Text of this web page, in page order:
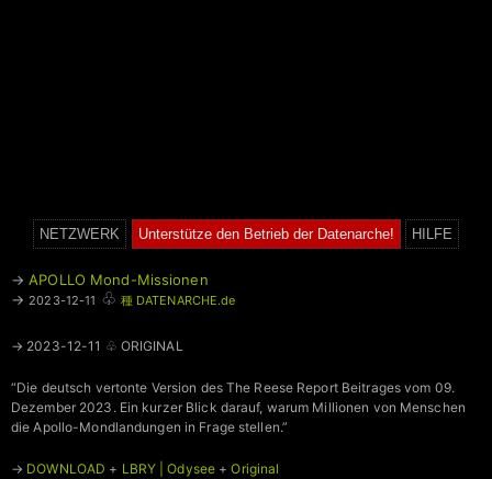
NETZWERK Unterstütze den Betrieb der Datenarche! HILFE
→APOLLO Mond-Missionen
→ 2023-12-11 ♧ 種 DATENARCHE.de
→ 2023-12-11 ♧ ORIGINAL
“Die deutsch vertonte Version des The Reese Report Beitrages vom 09.
Dezember 2023. Ein kurzer Blick darauf, warum Millionen von Menschen
die Apollo-Mondlandungen in Frage stellen.”
→ DOWNLOAD + LBRY | Odysee +Original